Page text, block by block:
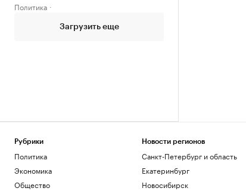
Политика
Загрузить еще
Рубрики
Политика
Экономика
Общество
Новости регионов
Санкт-Петербург и область
Екатеринбург
Новосибирск